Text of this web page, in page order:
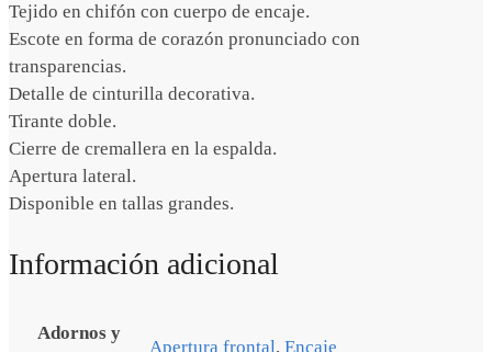
Tejido en chifón con cuerpo de encaje.
Escote en forma de corazón pronunciado con
transparencias.
Detalle de cinturilla decorativa.
Tirante doble.
Cierre de cremallera en la espalda.
Apertura lateral.
Disponible en tallas grandes.
Información adicional
Adornos y
Apertura frontal, Encaje